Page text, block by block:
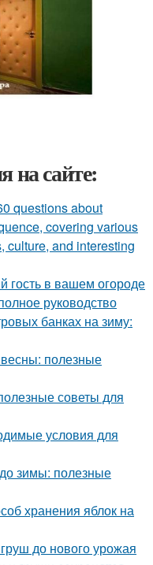
на сайте:
questions about
covering various
culture, and interesting
гость в вашем огороде
руководство
банках на зиму:
полезные
советы для
условия для
зимы: полезные
хранения яблок на
до нового урожая